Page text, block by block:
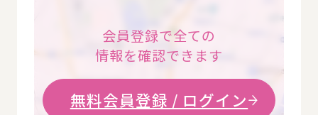
会員登録で全ての
情報を確認できます
無料会員登録 / ログイン